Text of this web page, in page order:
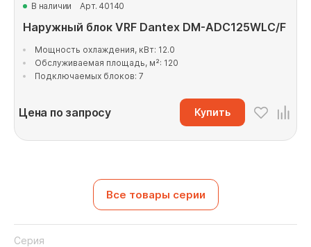
В наличии Арт. 40140
Наружный блок VRF Dantex DM-ADC125WLC/F
Мощность охлаждения, кВт: 12.0
Обслуживаемая площадь, м²: 120
Подключаемых блоков: 7
Цена по запросу Купить
Все товары серии
Серия